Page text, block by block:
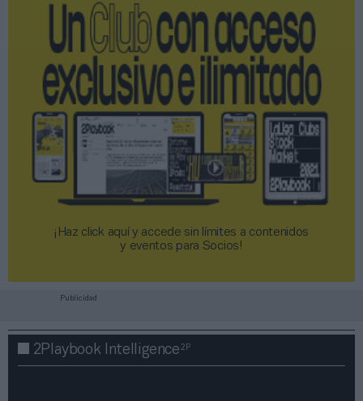
¡Haz click aquí y accede sin límites a contenidos
y eventos para Socios!​​​​​​​
Publicidad
2Playbook Intelligence2P